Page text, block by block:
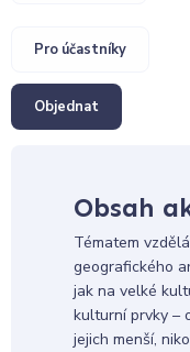
Pro účastníky
Objednat
Obsah
Tématem
geografického
jak na velké
kulturní prvky –
jejich menší,